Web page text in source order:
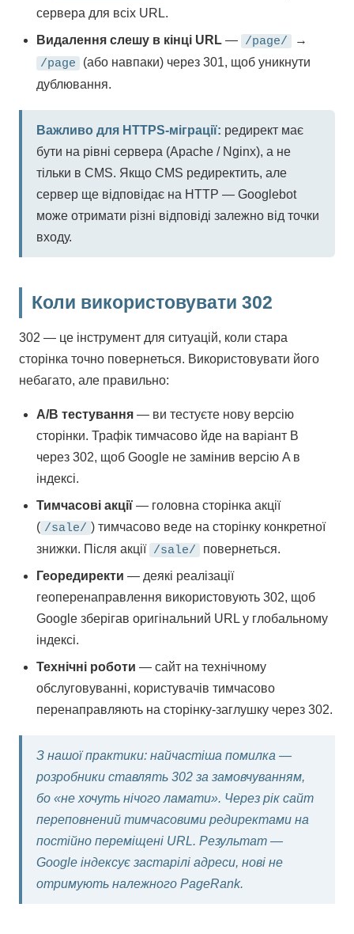
сервера для всіх URL.
Видалення слешу в кінці URL — /page/ →
/page
(або навпаки) через 301, щоб уникнути
дублювання.
Важливо для HTTPS-міграції: редирект має
бути на рівні сервера (Apache / Nginx), а не
тільки в CMS. Якщо CMS редиректить, але
сервер ще відповідає на HTTP — Googlebot
може отримати різні відповіді залежно від точки
входу.
Коли використовувати 302
302 — це інструмент для ситуацій, коли стара
сторінка точно повернеться. Використовувати його
небагато, але правильно:
A/B тестування — ви тестуєте нову версію
сторінки. Трафік тимчасово йде на варіант B
через 302, щоб Google не замінив версію A в
індексі.
Тимчасові акції — головна сторінка акції
( /sale/ ) тимчасово веде на сторінку конкретної
знижки. Після акції /sale/ повернеться.
Георедиректи — деякі реалізації
геоперенаправлення використовують 302, щоб
Google зберігав оригінальний URL у глобальному
індексі.
Технічні роботи — сайт на технічному
обслуговуванні, користувачів тимчасово
перенаправляють на сторінку-заглушку через 302.
З нашої практики: найчастіша помилка —
розробники ставлять 302 за замовчуванням,
бо «не хочуть нічого ламати». Через рік сайт
переповнений тимчасовими редиректами на
постійно переміщені URL. Результат —
Google індексує застарілі адреси, нові не
отримують належного PageRank.